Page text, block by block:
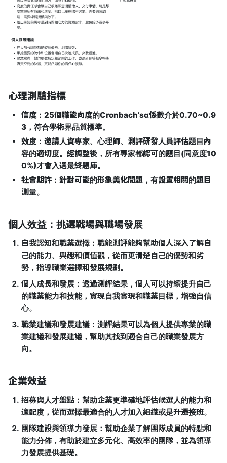
心理測驗指標
信度：25個職能向度的Cronbach’sα係數介於0.70~0.9
3，符合學術界品質標準。
效度：邀請人資專家、心理師、測評研發人員評估題目內
容的適切度。經調整後，所有專家都認可的題目(同意度10
0%)才會入選最終題庫。
社會期許：針對可能的形象美化問題，有設置相關的題目
測量。
個人效益：挑選戰場與職場發展
自我認知和職業選擇：職能測評能夠幫助個人深入了解自
己的能力、興趣和價值觀，從而更清楚自己的優勢和劣
勢，指導職業選擇和發展規劃。
個人成長和發展：透過測評結果，個人可以持續提升自己
的職業能力和技能，實現自我實現和職業目標，增強自信
心。
職業建議和發展建議：測評結果可以為個人提供專業的職
業建議和發展建議，幫助其找到適合自己的職業發展方
向。
企業效益
招募與人才盤點：幫助企業更準確地評估候選人的能力和
適配度，從而選擇最適合的人才加入組織或是升遷接班。
團隊建設與領導力發展：幫助企業了解團隊成員的特點和
能力分佈，有助於建立多元化、高效率的團隊，並為領導
力發展提供基礎。